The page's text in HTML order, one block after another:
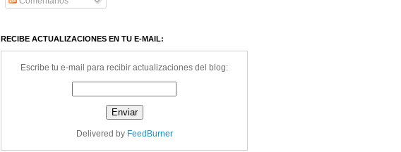
RECIBE ACTUALIZACIONES EN TU E-MAIL:
Escribe tu e-mail para recibir actualizaciones del blog:
Delivered by FeedBurner